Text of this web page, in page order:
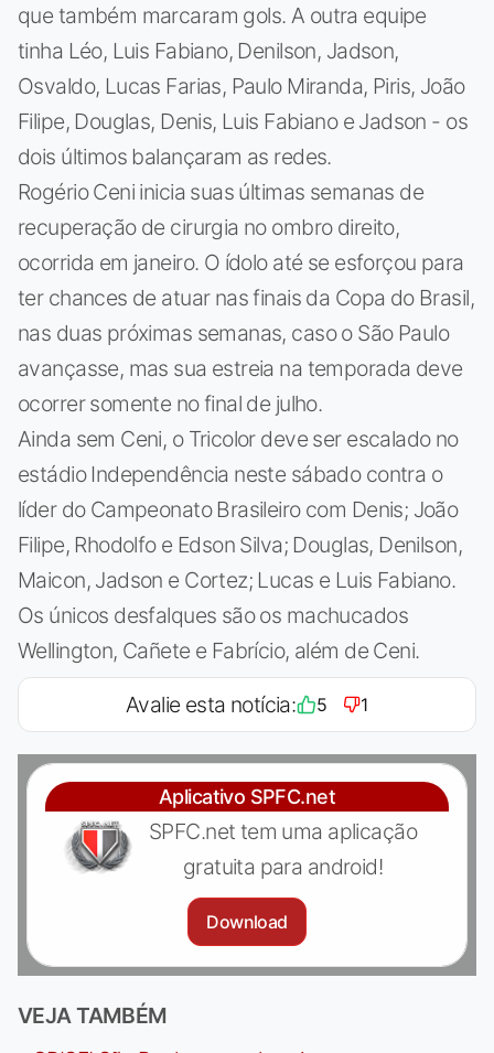
que também marcaram gols. A outra equipe
tinha Léo, Luis Fabiano, Denilson, Jadson,
Osvaldo, Lucas Farias, Paulo Miranda, Piris, João
Filipe, Douglas, Denis, Luis Fabiano e Jadson - os
dois últimos balançaram as redes.
Rogério Ceni inicia suas últimas semanas de
recuperação de cirurgia no ombro direito,
ocorrida em janeiro. O ídolo até se esforçou para
ter chances de atuar nas finais da Copa do Brasil,
nas duas próximas semanas, caso o São Paulo
avançasse, mas sua estreia na temporada deve
ocorrer somente no final de julho.
Ainda sem Ceni, o Tricolor deve ser escalado no
estádio Independência neste sábado contra o
líder do Campeonato Brasileiro com Denis; João
Filipe, Rhodolfo e Edson Silva; Douglas, Denilson,
Maicon, Jadson e Cortez; Lucas e Luis Fabiano.
Os únicos desfalques são os machucados
Wellington, Cañete e Fabrício, além de Ceni.
Avalie esta notícia: 5 1
Aplicativo SPFC.net
SPFC.net tem uma aplicação
gratuita para android!
Download
VEJA TAMBÉM